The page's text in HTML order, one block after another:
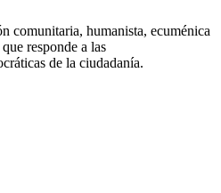
comunitaria, humanista, ecuménica
responde a las
de la ciudadanía.